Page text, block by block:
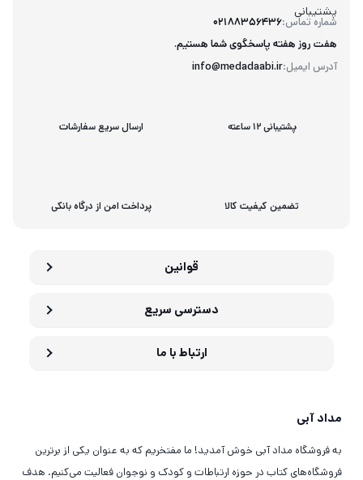
پشتیبانی
شماره تماس:02188356436
آدرس ایمیل:info@medadaabi.ir
هفت روز هفته پاسخگوی شما هستیم.
پشتیبانی 12 ساعته ارسال سریع سفارشات
تضمین کیفیت کالا پرداخت امن از درگاه بانکی
قوانین
دسترسی سریع
ارتباط با ما
مداد آبی
به فروشگاه مداد آبی خوش آمدید! ما مفتخریم که به عنوان یکی از برترین
فروشگاه‌های کتاب در حوزه ارتباطات و کودک و نوجوان فعالیت می‌کنیم. هدف